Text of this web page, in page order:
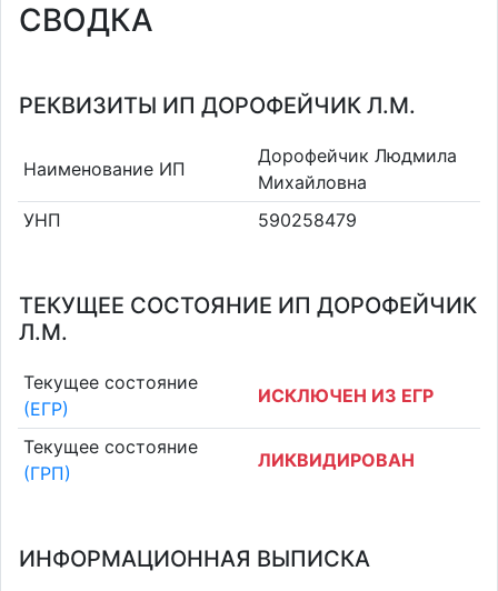
СВОДКА
РЕКВИЗИТЫ ИП ДОРОФЕЙЧИК Л.М.
Наименование ИП
Дорофейчик Людмила
Михайловна
УНП
590258479
ТЕКУЩЕЕ СОСТОЯНИЕ ИП ДОРОФЕЙЧИК
Л.М.
Текущее состояние
(ЕГР)
ИСКЛЮЧЕН ИЗ ЕГР
Текущее состояние
(ГРП)
ЛИКВИДИРОВАН
ИНФОРМАЦИОННАЯ ВЫПИСКА